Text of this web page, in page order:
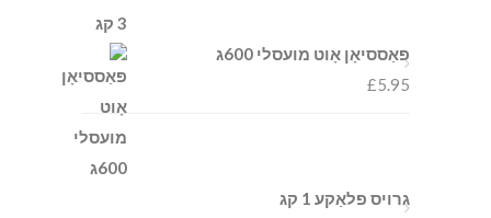
פּאַססיאָן אָוט מועסלי 600ג
£5.95
גרויס פלאַקע 1 קג